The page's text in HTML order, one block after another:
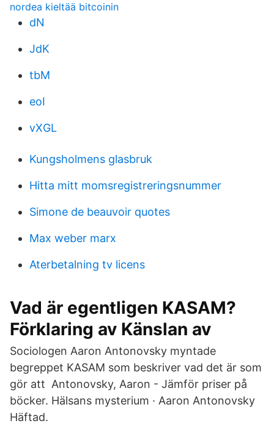
nordea kieltää bitcoinin
dN
JdK
tbM
eoI
vXGL
Kungsholmens glasbruk
Hitta mitt momsregistreringsnummer
Simone de beauvoir quotes
Max weber marx
Aterbetalning tv licens
Vad är egentligen KASAM?
Förklaring av Känslan av
Sociologen Aaron Antonovsky myntade
begreppet KASAM som beskriver vad det är som
gör att Antonovsky, Aaron - Jämför priser på
böcker. Hälsans mysterium · Aaron Antonovsky
Häftad.